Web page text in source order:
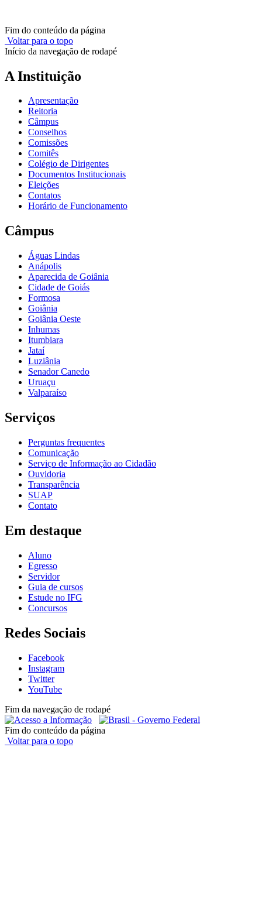
Fim do conteúdo da página
Voltar para o topo
Início da navegação de rodapé
A Instituição
Apresentação
Reitoria
Câmpus
Conselhos
Comissões
Comitês
Colégio de Dirigentes
Documentos Institucionais
Eleições
Contatos
Horário de Funcionamento
Câmpus
Águas Lindas
Anápolis
Aparecida de Goiânia
Cidade de Goiás
Formosa
Goiânia
Goiânia Oeste
Inhumas
Itumbiara
Jataí
Luziânia
Senador Canedo
Uruaçu
Valparaíso
Serviços
Perguntas frequentes
Comunicação
Serviço de Informação ao Cidadão
Ouvidoria
Transparência
SUAP
Contato
Em destaque
Aluno
Egresso
Servidor
Guia de cursos
Estude no IFG
Concursos
Redes Sociais
Facebook
Instagram
Twitter
YouTube
Fim da navegação de rodapé
Fim do conteúdo da página
Voltar para o topo